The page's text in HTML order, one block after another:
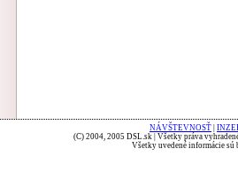
NÁVŠTEVNOSŤ
(C) 2004, 2005 DSL.sk | Všetky práva
Všetky uvedené informácie sú